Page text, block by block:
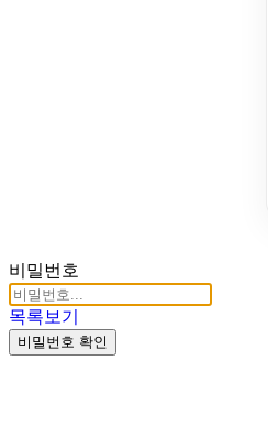
비밀번호
목록보기
비밀번호 확인